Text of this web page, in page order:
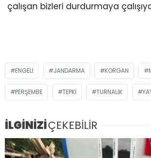
çalışan bizleri durdurmaya
ENGELI JANDARMA KORGAN
PERŞEMBE TEPKİ TURNALIK
İLGİNİZİÇEKEBİLİR